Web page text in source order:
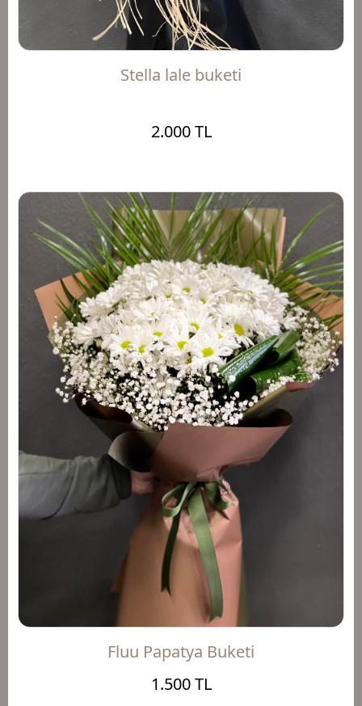
Stella lale buketi
2.000 TL
Fluu Papatya Buketi
1.500 TL